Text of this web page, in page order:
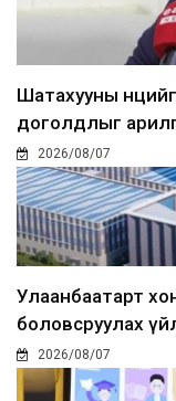
Шатахууны
доголдлыг
2026/08/07
Улаанбаатарт
боловсруулах
2026/08/07